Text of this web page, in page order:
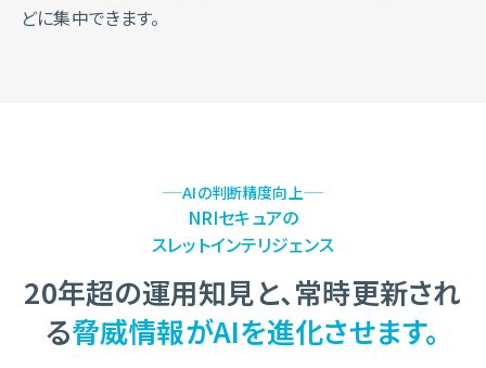
どに集中できます。
AIの判断精度向上
NRIセキュアの
スレットインテリジェンス
20年超の運用知見と、常時更新され
る脅威情報がAIを進化させます。